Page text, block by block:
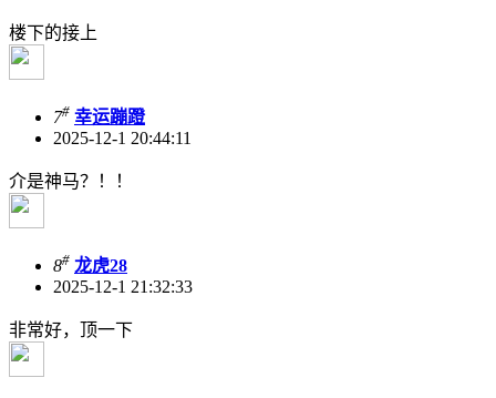
楼下的接上
7# 幸运蹦蹬
2025-12-1 20:44:11
介是神马？！！
8# 龙虎28
2025-12-1 21:32:33
非常好，顶一下